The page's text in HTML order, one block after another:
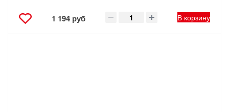
1 194 руб В корзину